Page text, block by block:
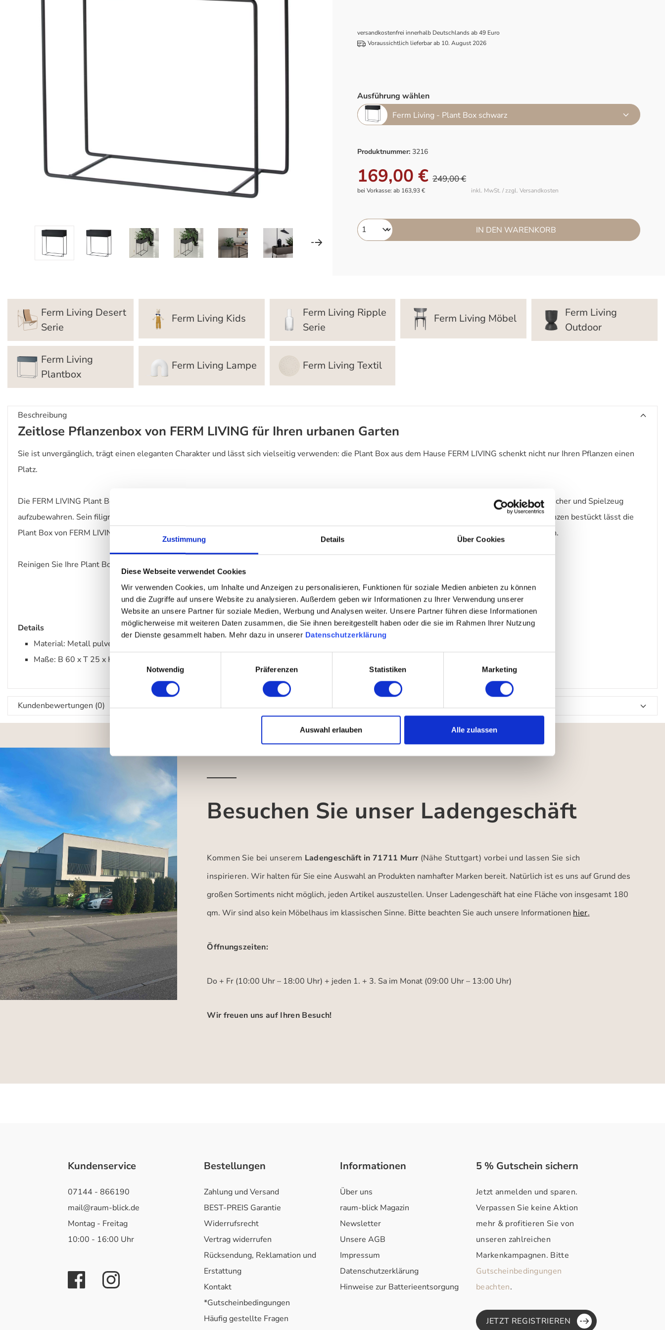
Zustimmung Details Über Cookies
Diese Webseite verwendet Cookies
Wir verwenden Cookies, um Inhalte und Anzeigen zu personalisieren, Funktionen für soziale Medien anbieten zu können
und die Zugriffe auf unsere Website zu analysieren. Außerdem geben wir Informationen zu Ihrer Verwendung unserer
Website an unsere Partner für soziale Medien, Werbung und Analysen weiter. Unsere Partner führen diese Informationen
möglicherweise mit weiteren Daten zusammen, die Sie ihnen bereitgestellt haben oder die sie im Rahmen Ihrer Nutzung
der Dienste gesammelt haben. Mehr dazu in unserer Datenschutzerklärung
Einwilligungsauswahl
Notwendig
Präferenzen Statistiken Marketing
Auswahl erlauben Alle zulassen
versandkostenfrei innerhalb Deutschlands ab 49 Euro
Voraussichtlich lieferbar ab 10. August 2026
Ausführung wählen
Ferm Living - Plant Box schwarz
Produktnummer: 3216
169,00 € 249,00 €
inkl. MwSt. / zzgl. Versandkosten
bei Vorkasse: ab 163,93 €
IN DEN WARENKORB
Ferm Living Desert
Serie
Ferm Living Kids
Ferm Living Ripple
Serie
Ferm Living Möbel
Ferm Living
Outdoor
Ferm Living
Plantbox
Ferm Living Lampe Ferm Living Textil
Beschreibung
Zeitlose Pflanzenbox von FERM LIVING für Ihren urbanen Garten
Sie ist unvergänglich, trägt einen eleganten Charakter und lässt sich vielseitig verwenden: die Plant Box aus dem Hause FERM LIVING schenkt nicht nur Ihren Pflanzen einen
Platz.
Die FERM LIVING Plant Box gilt als Multitalent. Vorrangig für Pflanzen entworfen bietet der Pflanzenbehälter aus Kopenhagen auch die Möglichkeit Bücher und Spielzeug
aufzubewahren. Sein filigran anmutendes Untergestell sowie das schlichte Design eignen sich perfekt für einen weiteren Nutzen. Problemlos mit Pflanzen bestückt lässt die
Plant Box von FERM LIVING als Raumteiler verwendet gemütliche Ecken entstehen. So können Sie kleine ruhige Inseln in größeren Räumen einrichten.
Reinigen Sie Ihre Plant Box mit einem feuchten Tuch.
Details
Material: Metall pulverbeschichtet
Maße: B 60 x T 25 x H 65 cm
Kundenbewertungen (0)
Besuchen Sie unser Ladengeschäft
Kommen Sie bei unserem Ladengeschäft in 71711 Murr (Nähe Stuttgart) vorbei und lassen Sie sich
inspirieren.Wir halten für Sie eine Auswahl an Produkten namhafter Marken bereit. Natürlich ist es uns auf Grund des
großen Sortiments nicht möglich, jeden Artikel auszustellen. Unser Ladengeschäft hat eine Fläche von insgesamt 180
qm. Wir sind also kein Möbelhaus im klassischen Sinne. Bitte beachten Sie auch unsere Informationen hier.
Öffnungszeiten:
Do + Fr (10:00 Uhr – 18:00 Uhr) + jeden 1. + 3. Sa im Monat (09:00 Uhr – 13:00 Uhr)
Wir freuen uns auf Ihren Besuch!
Kundenservice
07144 - 866190
mail@raum-blick.de
Montag - Freitag
10:00 - 16:00 Uhr
Bestellungen
Zahlung und Versand
BEST-PREIS Garantie
Widerrufsrecht
Vertrag widerrufen
Rücksendung, Reklamation und
Erstattung
Kontakt
*Gutscheinbedingungen
Häufig gestellte Fragen
Informationen
Über uns
raum-blick Magazin
Newsletter
Unsere AGB
Impressum
Datenschutzerklärung
Hinweise zur Batterieentsorgung
5 % Gutschein sichern
Jetzt anmelden und sparen.
Verpassen Sie keine Aktion
mehr & profitieren Sie von
unseren zahlreichen
Markenkampagnen. Bitte
Gutscheinbedingungen
beachten.
JETZT REGISTRIEREN